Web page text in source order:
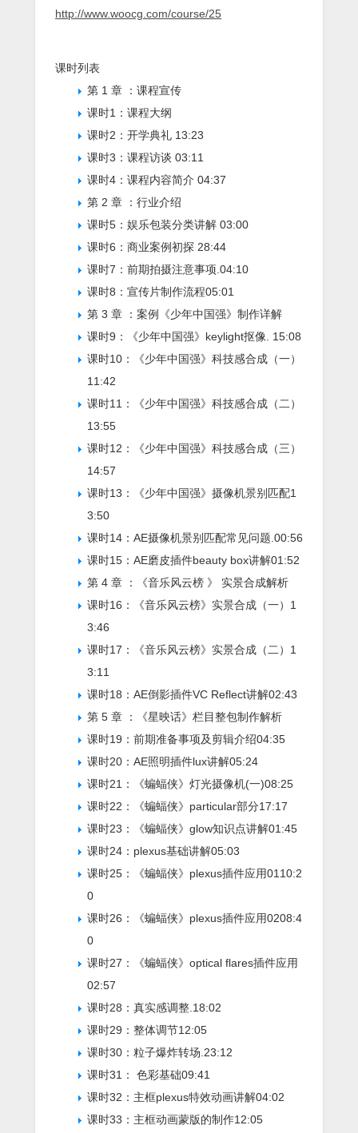
http://www.woocg.com/course/25
课时列表
第 1 章 ：课程宣传
课时1：课程大纲
课时2：开学典礼 13:23
课时3：课程访谈 03:11
课时4：课程内容简介 04:37
第 2 章 ：行业介绍
课时5：娱乐包装分类讲解 03:00
课时6：商业案例初探 28:44
课时7：前期拍摄注意事项. 04:10
课时8：宣传片制作流程05:01
第 3 章 ：案例《少年中国强》制作详解
课时9：《少年中国强》keylight抠像.
15:08
课时10：《少年中国强》科技感合成（一）
11:42
课时11：《少年中国强》科技感合成（二）
13:55
课时12：《少年中国强》科技感合成（三）
14:57
课时13：《少年中国强》摄像机景别匹配1
3:50
课时14：AE摄像机景别匹配常见问题. 00:56
课时15：AE磨皮插件beauty box讲解01:52
第 4 章 ：《音乐风云榜 》 实景合成解析
课时16：《音乐风云榜》实景合成（一） 1
3:46
课时17：《音乐风云榜》实景合成（二） 1
3:11
课时18：AE倒影插件VC Reflect讲解02:43
第 5 章 ：《星映话》栏目整包制作解析
课时19：前期准备事项及剪辑介绍04:35
课时20：AE照明插件lux讲解05:24
课时21：《蝙蝠侠》灯光摄像机(一)08:25
课时22：《蝙蝠侠》particular部分17:17
课时23：《蝙蝠侠》glow知识点讲解01:45
课时24：plexus基础讲解05:03
课时25：《蝙蝠侠》plexus插件应用01 10:2
0
课时26：《蝙蝠侠》plexus插件应用0208:4
0
课时27：《蝙蝠侠》optical flares插件应用
02:57
课时28：真实感调整. 18:02
课时29：整体调节12:05
课时30：粒子爆炸转场. 23:12
课时31： 色彩基础09:41
课时32：主框plexus特效动画讲解04:02
课时33：主框动画蒙版的制作12:05